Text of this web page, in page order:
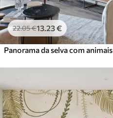
Peel and Stick
81.6749.00€/m²
22.05€13 .23€
Panorama da selva com animais